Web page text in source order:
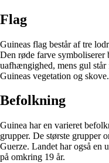
Flag
Guineas flag består af tre
Den røde farve
uafhængighed, mens gul
Guineas vegetation og skove.
Befolkning
Guinea har en varieret
grupper. De største grupper
Guerze. Landet har også en
på omkring 19 år.